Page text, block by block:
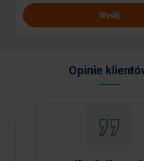
Wyślij
Opinie